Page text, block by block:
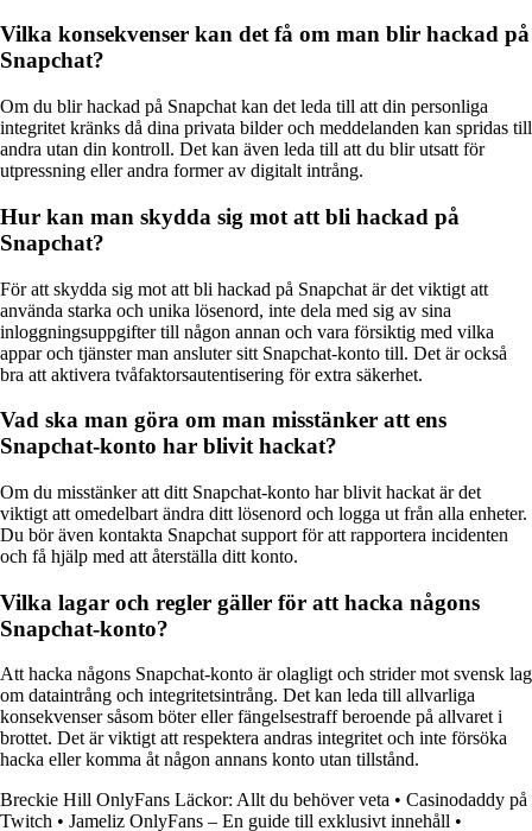
Vilka konsekvenser kan det få om man blir hackad på
Snapchat?
Om du blir hackad på Snapchat kan det leda till att din personliga
integritet kränks då dina privata bilder och meddelanden kan spridas till
andra utan din kontroll. Det kan även leda till att du blir utsatt för
utpressning eller andra former av digitalt intrång.
Hur kan man skydda sig mot att bli hackad på
Snapchat?
För att skydda sig mot att bli hackad på Snapchat är det viktigt att
använda starka och unika lösenord, inte dela med sig av sina
inloggningsuppgifter till någon annan och vara försiktig med vilka
appar och tjänster man ansluter sitt Snapchat-konto till. Det är också
bra att aktivera tvåfaktorsautentisering för extra säkerhet.
Vad ska man göra om man misstänker att ens
Snapchat-konto har blivit hackat?
Om du misstänker att ditt Snapchat-konto har blivit hackat är det
viktigt att omedelbart ändra ditt lösenord och logga ut från alla enheter.
Du bör även kontakta Snapchat support för att rapportera incidenten
och få hjälp med att återställa ditt konto.
Vilka lagar och regler gäller för att hacka någons
Snapchat-konto?
Att hacka någons Snapchat-konto är olagligt och strider mot svensk lag
om dataintrång och integritetsintrång. Det kan leda till allvarliga
konsekvenser såsom böter eller fängelsestraff beroende på allvaret i
brottet. Det är viktigt att respektera andras integritet och inte försöka
hacka eller komma åt någon annans konto utan tillstånd.
Breckie Hill OnlyFans Läckor: Allt du behöver veta • Casinodaddy på
Twitch • Jameliz OnlyFans – En guide till exklusivt innehåll •